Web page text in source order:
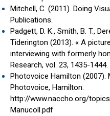
Mitchell, C. (2011). Doing
Publications.
Padgett, D. K., Smith, B. T.,
Tiderington (2013). « A
interviewing with formerly
Research, vol. 23, 1435-1444.
Photovoice Hamilton (2007).
Photovoice, Hamilton.
http://www.naccho.org/
Manucoll.pdf